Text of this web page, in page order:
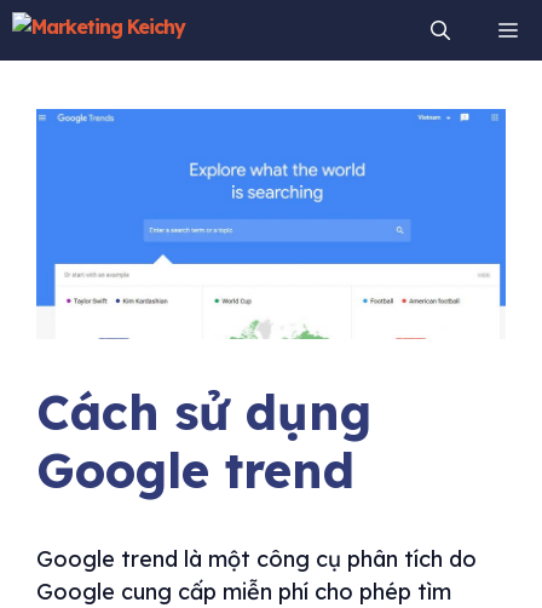
Chuyển
dung
Cách sử dụng
Google trend
Google trend là một công cụ phân tích do
Google cung cấp miễn phí cho phép tìm